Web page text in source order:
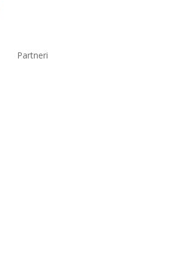
Partneri